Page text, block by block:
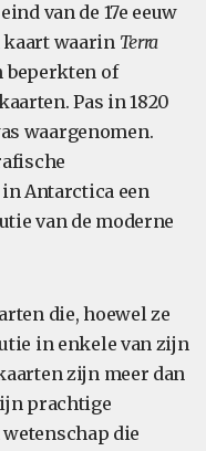
van de 17e eeuw
kaart waarin Terra
beperkten of
Pas in 1820
waargenomen.
in Antarctica een
van de moderne
die, hoewel ze
in enkele van zijn
zijn meer dan
prachtige
die